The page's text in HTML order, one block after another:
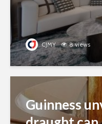
CJMY 8 views
Guinness